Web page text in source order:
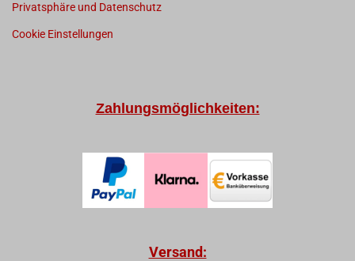
Privatsphäre und Datenschutz
Cookie Einstellungen
Zahlungsmöglichkeiten:
Versand: